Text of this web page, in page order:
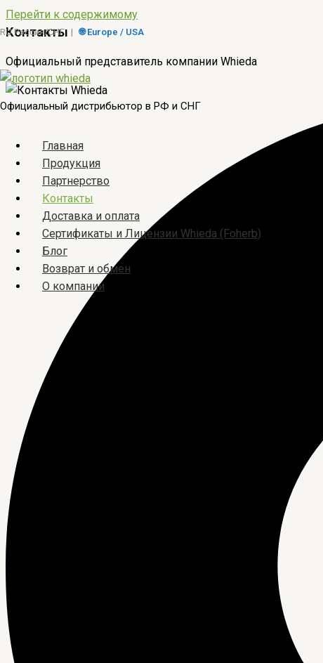
Перейти к содержимому
RU Россия/СНГ |🌐 Europe / USA
Официальный дистрибьютор в РФ и СНГ
Главная
Продукция
Партнерство
Контакты
Доставка и оплата
Сертификаты и Лицензии Whieda (Foherb)
Блог
Возврат и обмен
О компании
Контакты
Официальный представитель компании Whieda